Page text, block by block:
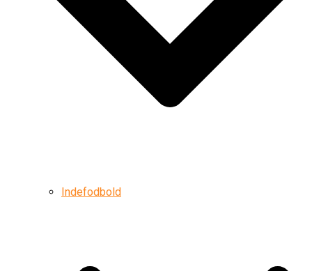
Indefodbold